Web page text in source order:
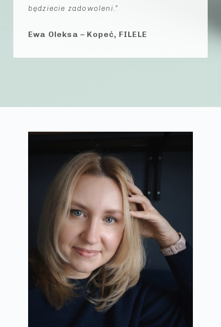
będziecie zadowoleni.”
Ewa Oleksa – Kopeć, FILELE